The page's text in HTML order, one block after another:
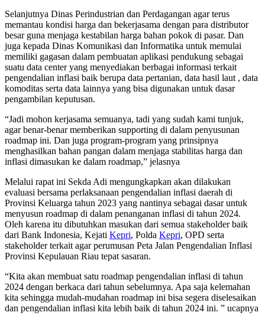
Selanjutnya Dinas Perindustrian dan Perdagangan agar terus
memantau kondisi harga dan bekerjasama dengan para distributor
besar guna menjaga kestabilan harga bahan pokok di pasar. Dan
juga kepada Dinas Komunikasi dan Informatika untuk memulai
memiliki gagasan dalam pembuatan aplikasi pendukung sebagai
suatu data center yang menyediakan berbagai informasi terkait
pengendalian inflasi baik berupa data pertanian, data hasil laut , data
komoditas serta data lainnya yang bisa digunakan untuk dasar
pengambilan keputusan.
“Jadi mohon kerjasama semuanya, tadi yang sudah kami tunjuk,
agar benar-benar memberikan supporting di dalam penyusunan
roadmap ini. Dan juga program-program yang prinsipnya
menghasilkan bahan pangan dalam menjaga stabilitas harga dan
inflasi dimasukan ke dalam roadmap,” jelasnya
Melalui rapat ini Sekda Adi mengungkapkan akan dilakukan
evaluasi bersama perlaksanaan pengendalian inflasi daerah di
Provinsi Keluarga tahun 2023 yang nantinya sebagai dasar untuk
menyusun roadmap di dalam penanganan inflasi di tahun 2024.
Oleh karena itu dibutuhkan masukan dari semua stakeholder baik
dari Bank Indonesia, Kejati Kepri, Polda Kepri, OPD serta
stakeholder terkait agar perumusan Peta Jalan Pengendalian Inflasi
Provinsi Kepulauan Riau tepat sasaran.
“Kita akan membuat satu roadmap pengendalian inflasi di tahun
2024 dengan berkaca dari tahun sebelumnya. Apa saja kelemahan
kita sehingga mudah-mudahan roadmap ini bisa segera diselesaikan
dan pengendalian inflasi kita lebih baik di tahun 2024 ini. ” ucapnya